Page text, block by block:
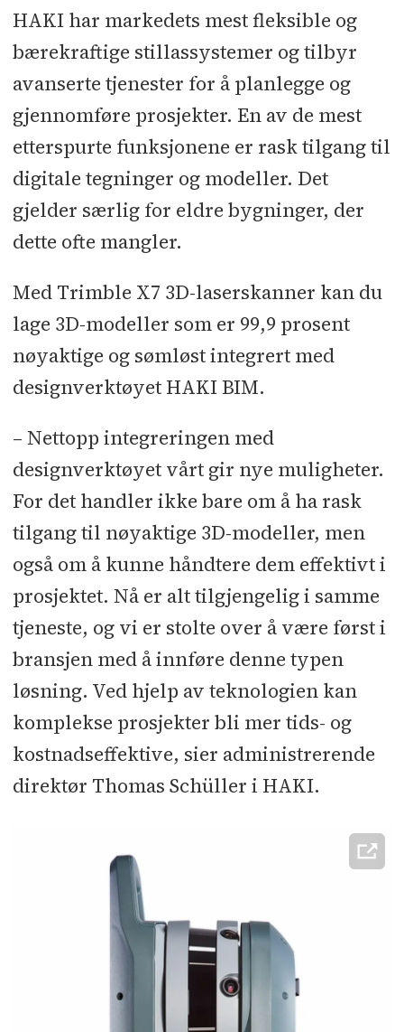
HAKI har markedets mest fleksible og
bærekraftige stillassystemer og tilbyr
avanserte tjenester for å planlegge og
gjennomføre prosjekter. En av de mest
etterspurte funksjonene er rask tilgang til
digitale tegninger og modeller. Det
gjelder særlig for eldre bygninger, der
dette ofte mangler.
Med Trimble X7 3D-laserskanner kan du
lage 3D-modeller som er 99,9 prosent
nøyaktige og sømløst integrert med
designverktøyet HAKI BIM.
– Nettopp integreringen med
designverktøyet vårt gir nye muligheter.
For det handler ikke bare om å ha rask
tilgang til nøyaktige 3D-modeller, men
også om å kunne håndtere dem effektivt i
prosjektet. Nå er alt tilgjengelig i samme
tjeneste, og vi er stolte over å være først i
bransjen med å innføre denne typen
løsning. Ved hjelp av teknologien kan
komplekse prosjekter bli mer tids- og
kostnadseffektive, sier administrerende
direktør Thomas Schüller i HAKI.